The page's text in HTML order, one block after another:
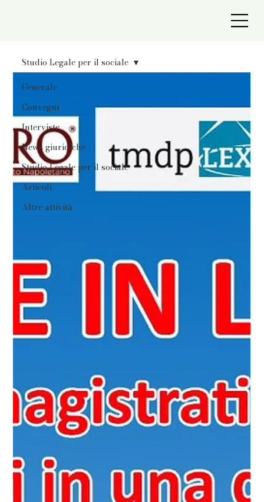
Generale
Convegni
Interviste
News giuridiche
Studio Legale per il sociale
Articoli
Altre attività
Studio Legale per il sociale